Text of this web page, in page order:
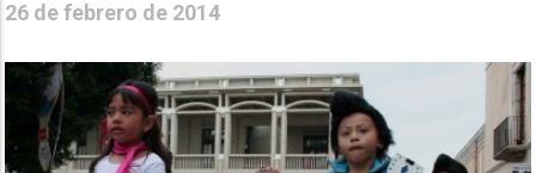
26 de febrero de 2014